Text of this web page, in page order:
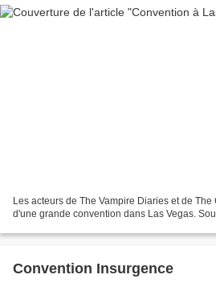
Les acteurs de The Vampire Diaries et de
d'une grande convention dans Las Vegas.
Convention Insurgence